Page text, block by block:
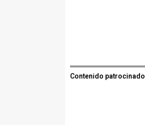
Contenido patrocinado